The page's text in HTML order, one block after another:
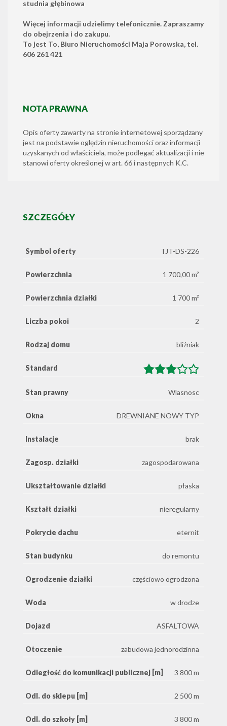
studnia głębinowa
Więcej informacji udzielimy telefonicznie. Zapraszamy
do obejrzenia i do zakupu.
To jest To, Biuro Nieruchomości Maja Porowska, tel.
606 261 421
NOTA PRAWNA
Opis oferty zawarty na stronie internetowej sporządzany
jest na podstawie oględzin nieruchomości oraz informacji
uzyskanych od właściciela, może podlegać aktualizacji i nie
stanowi oferty określonej w art. 66 i następnych K.C.
SZCZEGÓŁY
Symbol oferty TJT-DS-226
Powierzchnia 1 700,00 m²
Powierzchnia działki 1 700 m²
Liczba pokoi 2
Rodzaj domu bliźniak
Standard
Stan prawny Wlasnosc
Okna DREWNIANE NOWY TYP
Instalacje brak
Zagosp. działki zagospodarowana
Ukształtowanie działki płaska
Kształt działki nieregularny
Pokrycie dachu eternit
Stan budynku do remontu
Ogrodzenie działki częściowo ogrodzona
Woda w drodze
Dojazd ASFALTOWA
Otoczenie zabudowa jednorodzinna
Odległość do komunikacji publicznej [m] 3 800 m
Odl. do sklepu [m] 2 500 m
Odl. do szkoły [m] 3 800 m